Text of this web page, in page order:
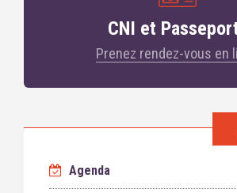
CNI et
Prenez rendez-vous en
Agenda